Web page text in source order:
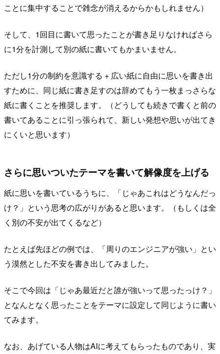
ことに集中することで雑念が消えるからかもしれません）
そして、1回目に書いて思ったことが書き足りなければさら
に1分を計測して別の紙に書いてもかまいません。
ただし1分の制約を意識する + 広い紙に自由に思いを書き出
すために、同じ紙に書き足すのは辞めてもう一枚まっさらな
紙に書くことを推奨します。（どうしても続きで書くと前の
書いてあることに引っ張られて、新しい発想や思いが出てき
にくいと思います）
さらに思いついたテーマを書いて解像度を上げる
紙に思いを書いているうちに、「じゃあこれはどうなんだっ
け？」という思考の広がりがあると思います。（もしくは全
く別の不安が出てくるなど）
たとえば先ほどの例では、「周りのエンジニアが強い」とい
う漠然とした不安を書き出してみました。
そこで今回は「じゃあ最近だと誰が強いって思ったっけ？」
となんとなく思ったことをテーマに設定して同じように書い
てみます。
なお、あげている人物はAIに考えてもらったものであり、実